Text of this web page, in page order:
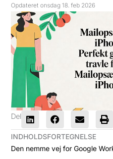
Opdateret onsdag 18. feb 2026
Del
INDHOLDSFORTEGNELSE
Den nemme vej for Google